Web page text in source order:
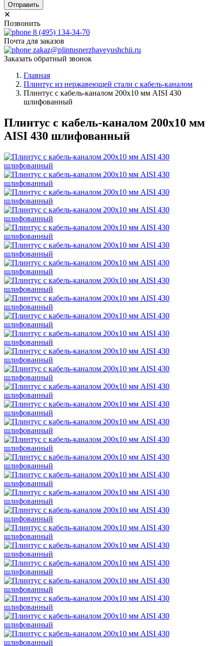
Отправить
✕
Позвонить
8 (495) 134-34-70
Почта для заказов
zakaz@plintusnerzhaveyushchii.ru
Заказать обратный звонок
Главная
Плинтус из нержавеющей стали с кабель-каналом
Плинтус с кабель-каналом 200х10 мм AISI 430
шлифованный
Плинтус с кабель-каналом 200х10 мм
AISI 430 шлифованный